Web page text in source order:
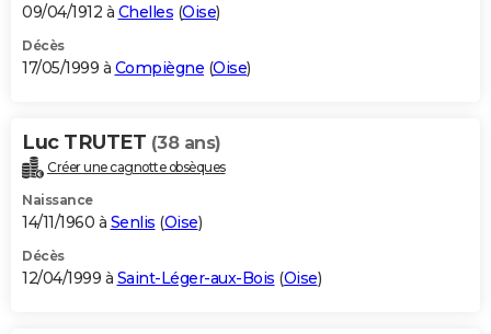
09/04/1912 à Chelles (Oise)
Décès
17/05/1999 à Compiègne (Oise)
Luc TRUTET (38 ans)
Créer une cagnotte obsèques
Naissance
14/11/1960 à Senlis (Oise)
Décès
12/04/1999 à Saint-Léger-aux-Bois (Oise)